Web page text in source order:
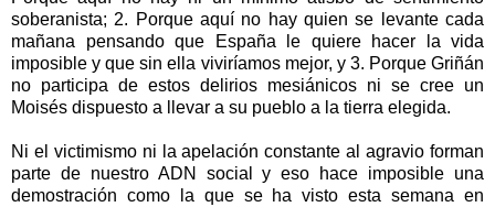
soberanista; 2. Porque aquí no hay quien se levante cada
mañana pensando que España le quiere hacer la vida
imposible y que sin ella viviríamos mejor, y 3. Porque Griñán
no participa de estos delirios mesiánicos ni se cree un
Moisés dispuesto a llevar a su pueblo a la tierra elegida.
Ni el victimismo ni la apelación constante al agravio forman
parte de nuestro ADN social y eso hace imposible una
demostración como la que se ha visto esta semana en